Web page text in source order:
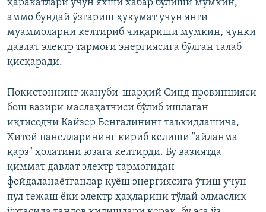
1080p
ҳаракатлари учун яхши хабар бўлиши мумкин,
аммо бундай ўзгариш ҳукумат учун янги
муаммоларни келтириб чиқариши мумкин, чунки
давлат электр тармоғи энергиясига бўлган талаб
қисқаради.
Покистоннинг жануби-шарқий Синд провинцияси
бош вазири маслаҳатчиси бўлиб ишлаган
иқтисодчи Кайзер Бенгалининг таъкидлашича,
Хитой панелларининг кириб келиши "айланма
қарз" ҳолатини юзага келтирди. Бу вазиятда
қиммат давлат электр тармоғидан
фойдаланаётганлар қуёш энергиясига ўтиш учун
пул тежаш ёки электр ҳақларини тўлай олмаслик